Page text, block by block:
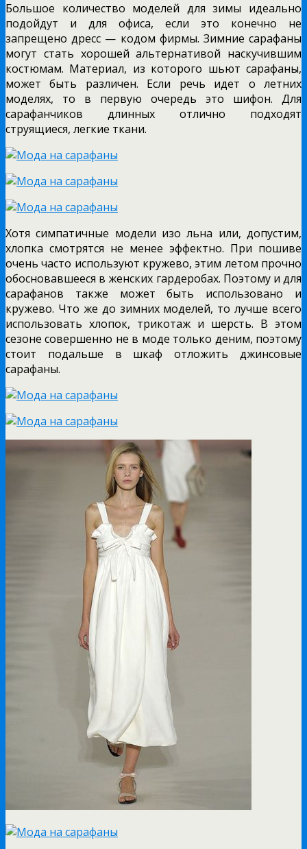
Большое количество моделей для зимы идеально
подойдут и для офиса, если это конечно не
запрещено дресс — кодом фирмы. Зимние сарафаны
могут стать хорошей альтернативой наскучившим
костюмам. Материал, из которого шьют сарафаны,
может быть различен. Если речь идет о летних
моделях, то в первую очередь это шифон. Для
сарафанчиков длинных отлично подходят
струящиеся, легкие ткани.
Хотя симпатичные модели изо льна или, допустим,
хлопка смотрятся не менее эффектно. При пошиве
очень часто используют кружево, этим летом прочно
обосновавшееся в женских гардеробах. Поэтому и для
сарафанов также может быть использовано и
кружево. Что же до зимних моделей, то лучше всего
использовать хлопок, трикотаж и шерсть. В этом
сезоне совершенно не в моде только деним, поэтому
стоит подальше в шкаф отложить джинсовые
сарафаны.